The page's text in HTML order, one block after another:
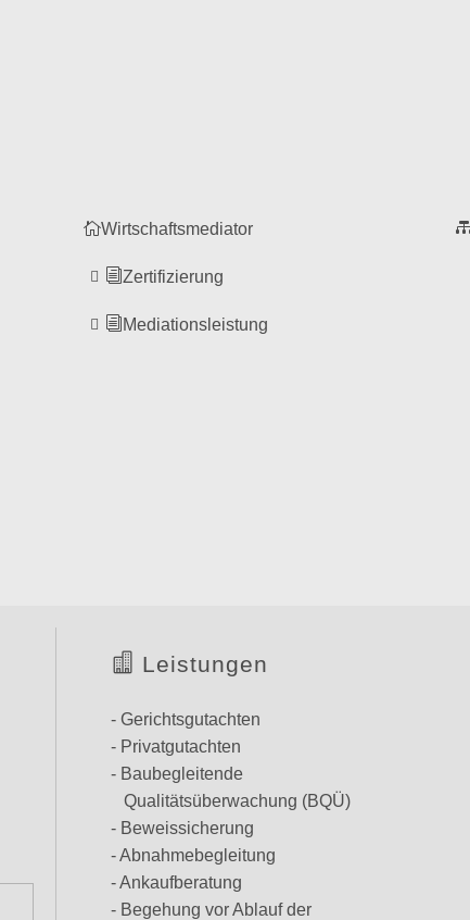
Wirtschaftsmediator
Zertifizierung
Mediationsleistung
Leistungen
- Gerichtsgutachten
- Privatgutachten
- Baubegleitende
Qualitätsüberwachung (BQÜ)
- Beweissicherung
- Abnahmebegleitung
- Ankaufberatung
- Begehung vor Ablauf der